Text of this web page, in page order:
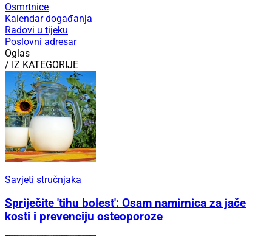
Osmrtnice
Kalendar događanja
Radovi u tijeku
Poslovni adresar
Oglas
/ IZ KATEGORIJE
Savjeti stručnjaka
Spriječite 'tihu bolest': Osam namirnica za jače
kosti i prevenciju osteoporoze